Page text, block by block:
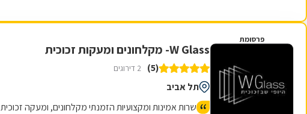
פרסומת
W Glass- מקלחונים ומעקות זכוכית
(5) 2 דירוגים
תל אביב
שרות אמינות ומקצועיות הזמנתי מקלחונים, ומעקה זכוכית